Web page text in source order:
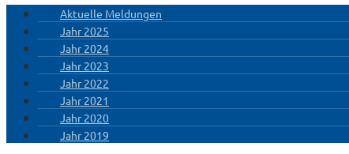
Aktuelle Meldungen
Jahr 2025
Jahr 2024
Jahr 2023
Jahr 2022
Jahr 2021
Jahr 2020
Jahr 2019